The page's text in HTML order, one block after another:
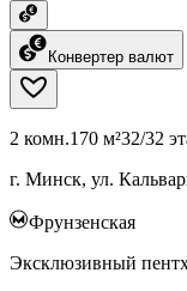
Конвертер валют
2 комн.170 м²32/32
г. Минск, ул.
Фрунзенская
Эксклюзивный